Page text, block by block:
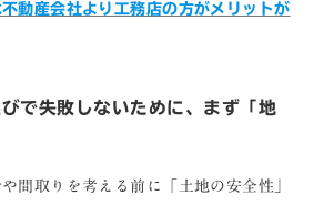
動産会社より工務店の方がメリットが
で失敗しないために、まず「地
間取りを考える前に「土地の安全性」